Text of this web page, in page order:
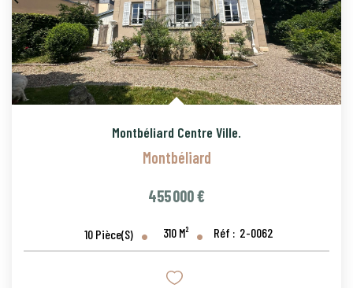
Montbéliard Centre Ville.
Montbéliard
455 000 €
10 Pièce(s) 310 M² Réf : 2-0062